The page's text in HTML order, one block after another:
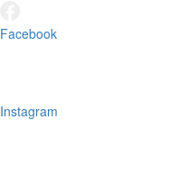
Facebook
Instagram